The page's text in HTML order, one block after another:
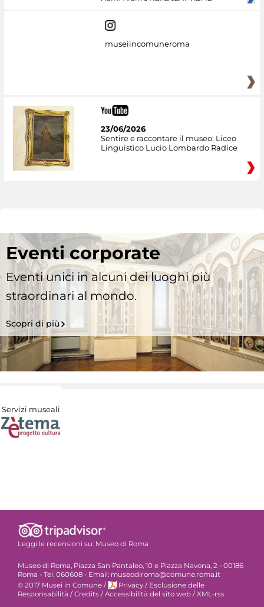
museiincomuneroma
23/06/2026
Sentire e raccontare il museo: Liceo
Linguistico Lucio Lombardo Radice
Eventi corporate
Eventi unici in alcuni dei luoghi più
straordinari al mondo.
Scopri di più
Servizi museali
Leggi le recensioni su: Museo di Roma
Museo di Roma, Piazza San Pantaleo, 10 e Piazza Navona, 2 - 00186
Roma - Tel. 060608 - Email: museodiroma@comune.roma.it
© 2017 Musei in Comune / Privacy / Esclusione delle
Responsabilità /Credits /Accessibilità del sito web /XML-rss